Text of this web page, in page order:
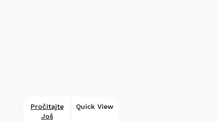
Pročitajte
Još
Quick View